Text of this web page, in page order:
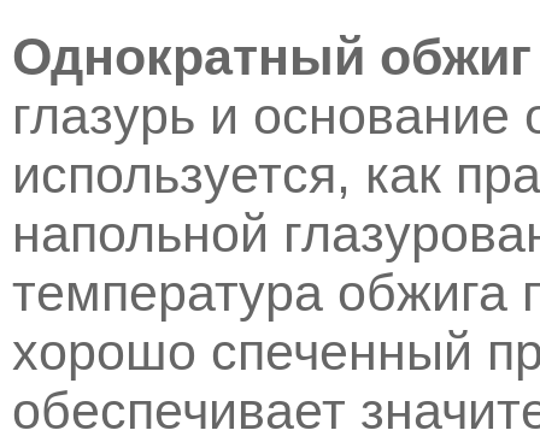
Однократный
глазурь и
используется, как
напольной
температура обжига
хорошо спеченный
обеспечивает